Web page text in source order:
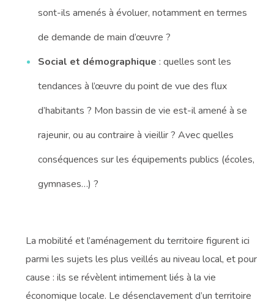
sont-ils amenés à évoluer, notamment en termes
de demande de main d’œuvre ?
Social et démographique : quelles sont les
tendances à l’œuvre du point de vue des flux
d’habitants ? Mon bassin de vie est-il amené à se
rajeunir, ou au contraire à vieillir ? Avec quelles
conséquences sur les équipements publics (écoles,
gymnases…) ?
La mobilité et l’aménagement du territoire figurent ici
parmi les sujets les plus veillés au niveau local, et pour
cause : ils se révèlent intimement liés à la vie
économique locale. Le désenclavement d’un territoire